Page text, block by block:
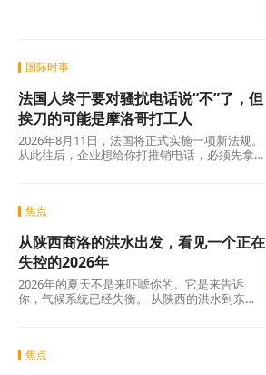
让他休五天假出去旅游，他宁可在家躺着。
国际时事
法国人终于要对骚扰电话说“不”了，但
挨刀的可能是摩洛哥打工人
2026年8月11日，法国将正式实施一项新法规。
从此往后，企业想给你打推销电话，必须先拿
费者协会UFC-Que Choisir的调查更扎心：97%
的人说每天都会在手机上接到此类电话。可以
说，全法国几乎找不到一个没被骚扰电话烦过
的人。
焦点
从陕西商洛的洪水出发，看见一个正在
失控的2026年
2026年的夏天不是来吓唬你的。它是来告诉
你，气候系统已经失衡。 从陕西的洪水到东北
焦点